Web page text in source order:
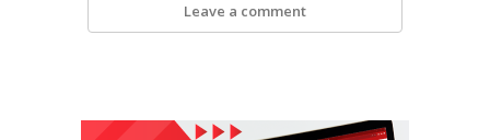
Leave a comment